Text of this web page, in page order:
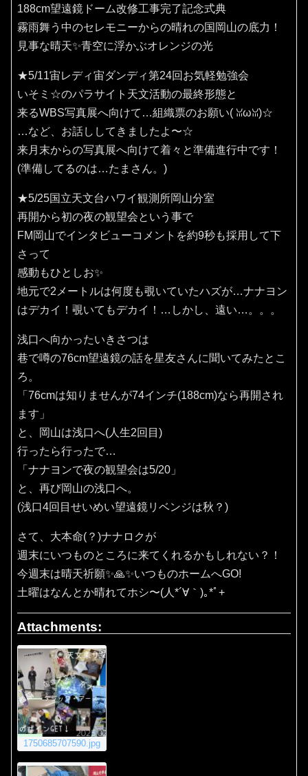
188cm望遠鏡ドーム改修工事完了記念式典
霧雨舞う中のセレモニーからの晴れの国岡山の底力！
見事な晴天✨️青空に浮かぶオレンジの光
★5/11宙レディ宙ダンディ第24回お気軽勉強会
いそミ☆のパラサイト天文活動の最終形態と
来るWBS写真展へ向けて…組織票のお願い(⁠ ⁠ꈍ⁠ω⁠ꈍ⁠)☆
…など、お話ししてきましたよ〜☆
来月末からの写真展へ向けて着々と準備進行中です！
(準備してるのは…たまさん。)
★5/25国立天文台ハワイ観測所岡山分室
再開から初の夜の観望会という事で
FM岡山でインタビューコメントを約9秒も採用して下
さって
感動もひとしお✨️
地元で2メートルは何度も覗いていたハズが…ナナヨン
はデカイ！覗いてもデカイ！…しかし、遠い…。。。
浅口へ向かったいきさつは
巷で噂の76cm望遠鏡の話を星友さんに聞いてみたとこ
ろ。
「76cmは知りませんが74インチ(188cm)なら再開され
ます」
と、岡山は浅口へ(人生2回目)
行ったら行ったで…
「ナナヨンで夜の観望会は5/20」
と、再び岡山の浅口へ。
(浅口4回目せいめい望遠鏡リベンジは秋？)
さて、大本命(？)ナナロクが
週末にいつものところに来てくれるかもしれない？！
今週末は晴天祈願✨️🙏✨️いつものホームへGO!
土曜はなんとか晴れてホシ〜(⁠人⁠*⁠´⁠∀⁠｀⁠)⁠｡⁠*ﾟ⁠+
Attachments:
1750685707590.jpg